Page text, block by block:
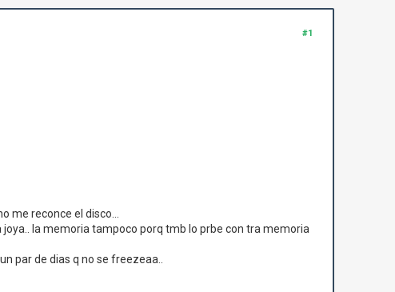
#1
me reconce el disco...
joya.. la memoria tampoco porq tmb lo prbe con tra memoria
par de dias q no se freezeaa..